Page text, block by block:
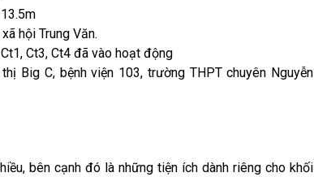
hội Trung Văn.
Ct3, Ct4 đã vào hoạt động
Big C, bệnh viện 103, trường THPT chuyên Nguyễn
bên cạnh đó là những tiện ích dành riêng cho khối